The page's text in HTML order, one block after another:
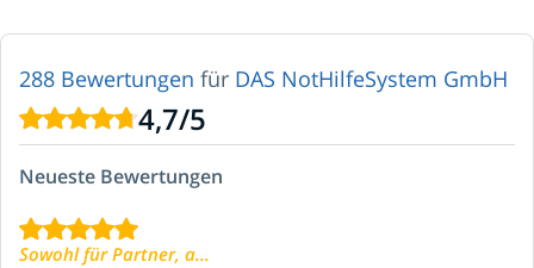
288 Bewertungen für DAS NotHilfeSystem GmbH
4,7/5
Neueste Bewertungen
Sowohl für Partner, a...